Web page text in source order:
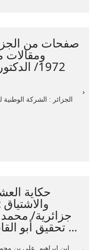
صفحات من
1972/ الدكتور صالح خرفي
الجزائر : الشركة الوطنية
حكاية
جزائرية/ محمد
تحقيق أبو القاسم سعد الله ...
ابن إبراهيم, علي بن